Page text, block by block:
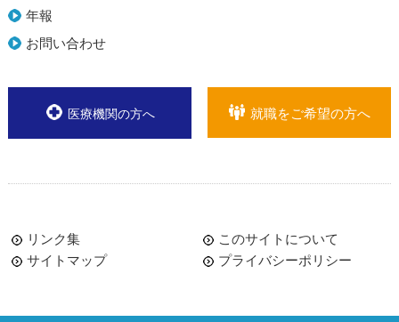
年報
お問い合わせ
医療機関の方へ 就職をご希望の方へ
リンク集
このサイトについて
サイトマップ
プライバシーポリシー